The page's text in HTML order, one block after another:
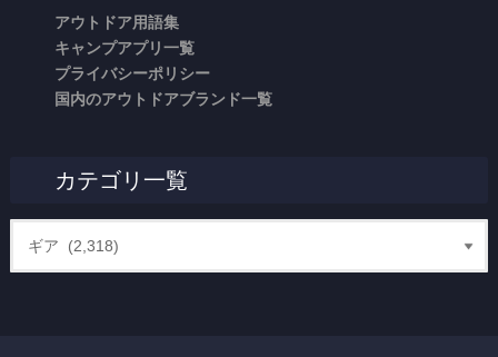
アウトドア用語集
キャンプアプリ一覧
プライバシーポリシー
国内のアウトドアブランド一覧
カテゴリ一覧